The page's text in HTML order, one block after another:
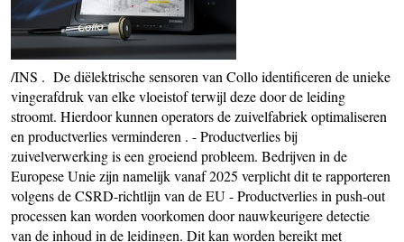
/INS . De diëlektrische sensoren van Collo identificeren de unieke
vingerafdruk van elke vloeistof terwijl deze door de leiding
stroomt. Hierdoor kunnen operators de zuivelfabriek optimaliseren
en productverlies verminderen . - Productverlies bij
zuivelverwerking is een groeiend probleem. Bedrijven in de
Europese Unie zijn namelijk vanaf 2025 verplicht dit te rapporteren
volgens de CSRD-richtlijn van de EU - Productverlies in push-out
processen kan worden voorkomen door nauwkeurigere detectie
van de inhoud in de leidingen. Dit kan worden bereikt met